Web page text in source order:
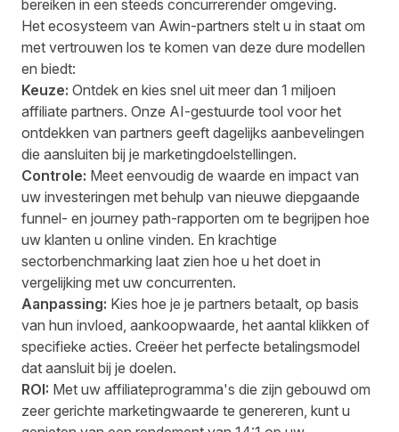
bereiken in een steeds concurrerender omgeving.
Het ecosysteem van Awin-partners stelt u in staat om
met vertrouwen los te komen van deze dure modellen
en biedt:
Keuze: Ontdek en kies snel uit meer dan 1 miljoen
affiliate partners. Onze AI-gestuurde tool voor het
ontdekken van partners geeft dagelijks aanbevelingen
die aansluiten bij je marketingdoelstellingen.
Controle: Meet eenvoudig de waarde en impact van
uw investeringen met behulp van nieuwe diepgaande
funnel- en journey path-rapporten om te begrijpen hoe
uw klanten u online vinden. En krachtige
sectorbenchmarking laat zien hoe u het doet in
vergelijking met uw concurrenten.
Aanpassing: Kies hoe je je partners betaalt, op basis
van hun invloed, aankoopwaarde, het aantal klikken of
specifieke acties. Creëer het perfecte betalingsmodel
dat aansluit bij je doelen.
ROI: Met uw affiliateprogramma's die zijn gebouwd om
zeer gerichte marketingwaarde te genereren, kunt u